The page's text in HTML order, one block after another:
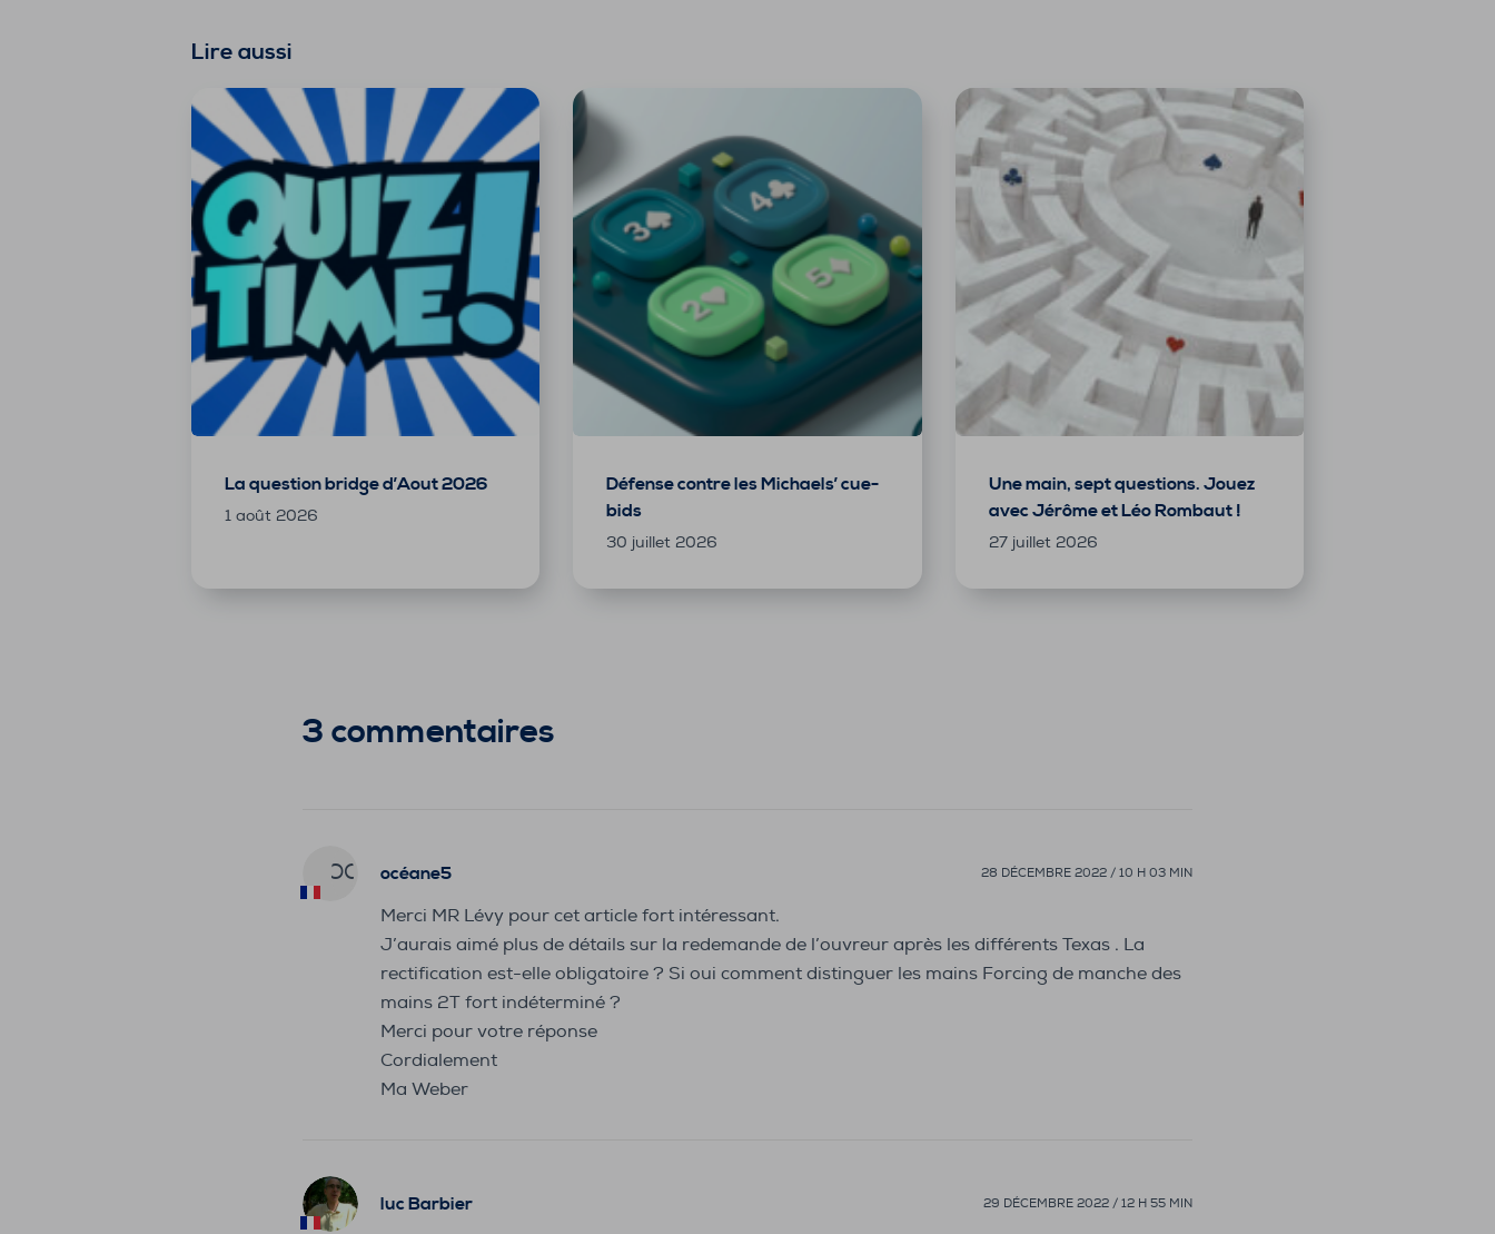
Lire aussi
La question bridge d’Aout 2026
1 août 2026
Défense contre les Michaels’ cue-
bids
30 juillet 2026
Une main, sept questions. Jouez
avec Jérôme et Léo Rombaut !
27 juillet 2026
3 commentaires
OC océane5 28 DÉCEMBRE 2022 / 10 H 03 MIN
Merci MR Lévy pour cet article fort intéressant.
J’aurais aimé plus de détails sur la redemande de l’ouvreur après les différents Texas . La
rectification est-elle obligatoire ? Si oui comment distinguer les mains Forcing de manche des
mains 2T fort indéterminé ?
Merci pour votre réponse
Cordialement
Ma Weber
luc Barbier 29 DÉCEMBRE 2022 / 12 H 55 MIN